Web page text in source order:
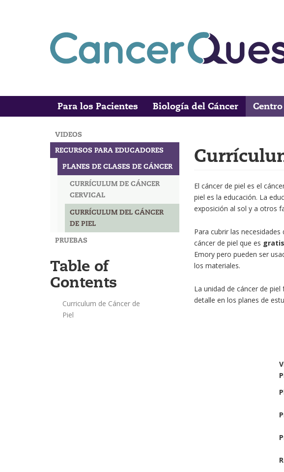
Main
navigation
Para los Pacientes Biología del Cáncer
Search
MAIN
NAVIGATION
VIDEOS
RECURSOS PARA EDUCADORES
PLANES DE CLASES DE CÁNCER
CURRÍCULUM DE CÁNCER
CERVICAL
CURRÍCULUM DEL CÁNCER
DE PIEL
PRUEBAS
Table of
Contents
Curriculum de Cáncer de
Piel
El cáncer de piel es el
piel es la educación. La
exposición al sol y a otros
Para cubrir las
cáncer de piel que es gratis
Emory pero pueden ser
los materiales.
La unidad de cáncer de
detalle en los planes de